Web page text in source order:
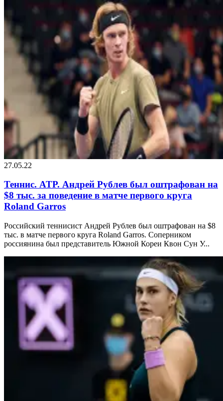
27.05.22
Теннис. ATP. Андрей Рублев был оштрафован на
$8 тыс. за поведение в матче первого круга
Roland Garros
Российский теннисист Андрей Рублев был оштрафован на $8
тыс. в матче первого круга Roland Garros. Соперником
россиянина был представитель Южной Кореи Квон Сун У...